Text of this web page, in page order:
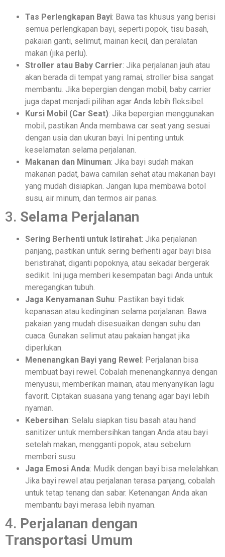
Tas Perlengkapan Bayi: Bawa tas khusus yang berisi
semua perlengkapan bayi, seperti popok, tisu basah,
pakaian ganti, selimut, mainan kecil, dan peralatan
makan (jika perlu).
Stroller atau Baby Carrier: Jika perjalanan jauh atau
akan berada di tempat yang ramai, stroller bisa sangat
membantu. Jika bepergian dengan mobil, baby carrier
juga dapat menjadi pilihan agar Anda lebih fleksibel.
Kursi Mobil (Car Seat): Jika bepergian menggunakan
mobil, pastikan Anda membawa car seat yang sesuai
dengan usia dan ukuran bayi. Ini penting untuk
keselamatan selama perjalanan.
Makanan dan Minuman: Jika bayi sudah makan
makanan padat, bawa camilan sehat atau makanan bayi
yang mudah disiapkan. Jangan lupa membawa botol
susu, air minum, dan termos air panas.
3. Selama Perjalanan
Sering Berhenti untuk Istirahat: Jika perjalanan
panjang, pastikan untuk sering berhenti agar bayi bisa
beristirahat, diganti popoknya, atau sekadar bergerak
sedikit. Ini juga memberi kesempatan bagi Anda untuk
meregangkan tubuh.
Jaga Kenyamanan Suhu: Pastikan bayi tidak
kepanasan atau kedinginan selama perjalanan. Bawa
pakaian yang mudah disesuaikan dengan suhu dan
cuaca. Gunakan selimut atau pakaian hangat jika
diperlukan.
Menenangkan Bayi yang Rewel : Perjalanan bisa
membuat bayi rewel. Cobalah menenangkannya dengan
menyusui, memberikan mainan, atau menyanyikan lagu
favorit. Ciptakan suasana yang tenang agar bayi lebih
nyaman.
Kebersihan: Selalu siapkan tisu basah atau hand
sanitizer untuk membersihkan tangan Anda atau bayi
setelah makan, mengganti popok, atau sebelum
memberi susu.
Jaga Emosi Anda: Mudik dengan bayi bisa melelahkan.
Jika bayi rewel atau perjalanan terasa panjang, cobalah
untuk tetap tenang dan sabar. Ketenangan Anda akan
membantu bayi merasa lebih nyaman.
4. Perjalanan dengan
Transportasi Umum